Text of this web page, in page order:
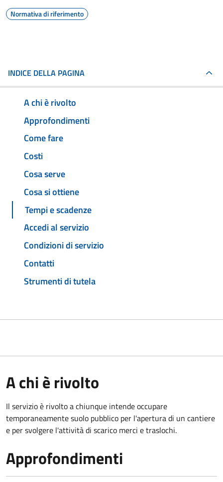
Normativa di riferimento
INDICE DELLA PAGINA
A chi è rivolto
Approfondimenti
Come fare
Costi
Cosa serve
Cosa si ottiene
Tempi e scadenze
Accedi al servizio
Condizioni di servizio
Contatti
Strumenti di tutela
A chi è rivolto
Il servizio è rivolto a chiunque intende occupare
temporaneamente suolo pubblico per l'apertura di un cantiere
e per svolgere l'attività di scarico merci e traslochi.
Approfondimenti